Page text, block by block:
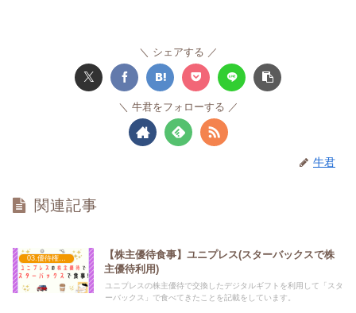
シェアする
牛君をフォローする
牛君
関連記事
03.優待権利確定（3月）
【株主優待食事】ユニプレス(スターバックスで株
主優待利用)
ユニプレスの株主優待で交換したデジタルギフトを利用して「スタ
ーバックス」で食べてきたことを記載をしています。